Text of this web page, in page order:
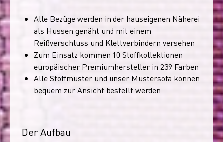
Alle Bezüge werden in der hauseigenen Näherei
als Hussen genäht und mit einem
Reißverschluss und Klettverbindern versehen
Zum Einsatz kommen 10 Stoffkollektionen
europäischer Premiumhersteller in 239 Farben
Alle Stoffmuster und unser Mustersofa können
bequem zur Ansicht bestellt werden
Der Aufbau